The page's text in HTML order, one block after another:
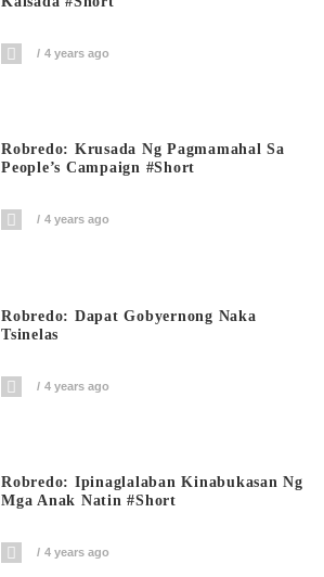
4 years ago
Robredo: Krusada Ng Pagmamahal Sa
People’s Campaign #short
4 years ago
Robredo: Dapat Gobyernong Naka
Tsinelas
4 years ago
Robredo: Ipinaglalaban Kinabukasan Ng
Mga Anak Natin #short
4 years ago